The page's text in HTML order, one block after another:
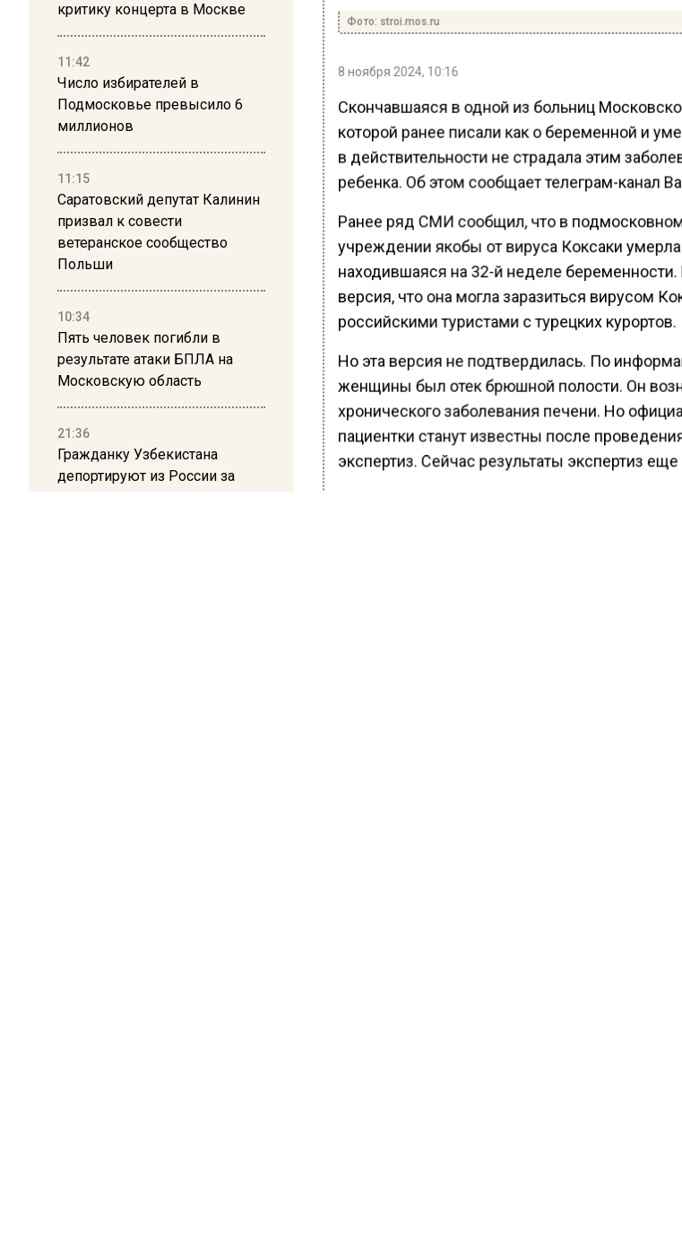
критику концерта в Москве
11:42
Число избирателей в
Подмосковье превысило 6
миллионов
11:15
Саратовский депутат Калинин
призвал к совести
ветеранское сообщество
Польши
10:34
Пять человек погибли в
результате атаки БПЛА на
Московскую область
21:36
Гражданку Узбекистана
депортируют из России за
Фото: stroi.mos.ru
8 ноября 2024, 10:16
Скончавшаяся в одной из больниц
которой ранее писали как о беременной и
в действительности не страдала этим
ребенка. Об этом сообщает телеграм-канал
Ранее ряд СМИ сообщил, что в
учреждении якобы от вируса Коксаки
находившаяся на 32-й неделе беременности.
версия, что она могла заразиться вирусом
российскими туристами с турецких курортов.
Но эта версия не подтвердилась. По
женщины был отек брюшной полости. Он
хронического заболевания печени. Но
пациентки станут известны после
экспертиз. Сейчас результаты экспертиз